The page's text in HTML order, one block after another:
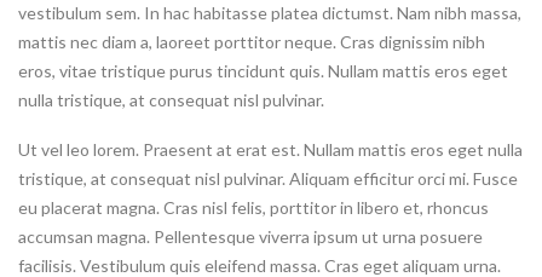
vestibulum sem. In hac habitasse platea dictumst. Nam nibh massa,
mattis nec diam a, laoreet porttitor neque. Cras dignissim nibh
eros, vitae tristique purus tincidunt quis. Nullam mattis eros eget
nulla tristique, at consequat nisl pulvinar.
Ut vel leo lorem. Praesent at erat est. Nullam mattis eros eget nulla
tristique, at consequat nisl pulvinar. Aliquam efficitur orci mi. Fusce
eu placerat magna. Cras nisl felis, porttitor in libero et, rhoncus
accumsan magna. Pellentesque viverra ipsum ut urna posuere
facilisis. Vestibulum quis eleifend massa. Cras eget aliquam urna.